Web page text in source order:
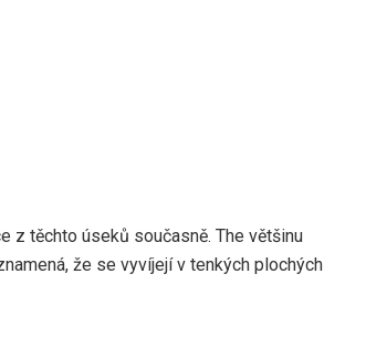
z těchto úseků současně. The většinu
že se vyvíjejí v tenkých plochých